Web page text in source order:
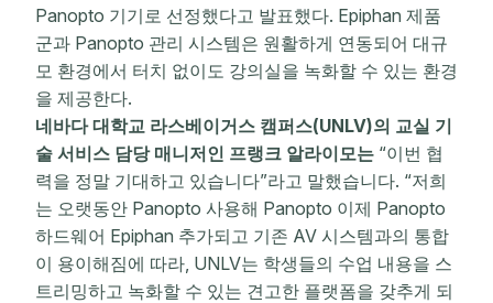
Panopto 기기로 선정했다고 발표했다. Epiphan 제품
군과 Panopto 관리 시스템은 원활하게 연동되어 대규
모 환경에서 터치 없이도 강의실을 녹화할 수 있는 환경
을 제공한다.
네바다 대학교 라스베이거스 캠퍼스(UNLV)의 교실 기
술 서비스 담당 매니저인 프랭크 알라이모는 “이번 협
력을 정말 기대하고 있습니다”라고 말했습니다. “저희
는 오랫동안 Panopto 사용해 Panopto 이제 Panopto
하드웨어 Epiphan 추가되고 기존 AV 시스템과의 통합
이 용이해짐에 따라, UNLV는 학생들의 수업 내용을 스
트리밍하고 녹화할 수 있는 견고한 플랫폼을 갖추게 되